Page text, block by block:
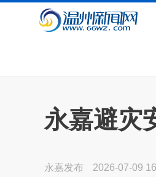
永嘉避灾
永嘉发布 2026-07-09